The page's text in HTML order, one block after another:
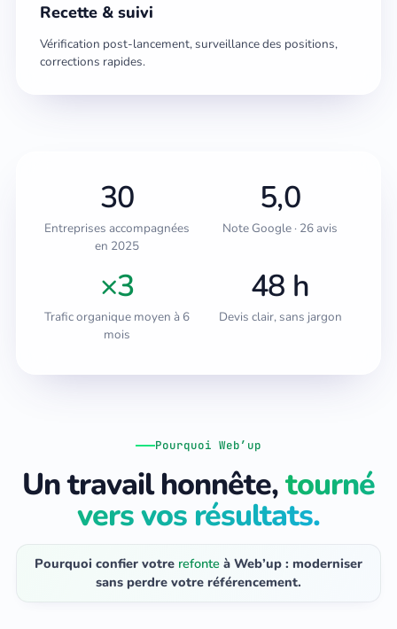
Recette & suivi
Vérification post-lancement, surveillance des positions,
corrections rapides.
30
Entreprises accompagnées
en 2025
5,0
Note Google · 26 avis
×3
Trafic organique moyen à 6
mois
48 h
Devis clair, sans jargon
Pourquoi Web’up
Un travail honnête,tourné
vers vos résultats.
Pourquoi confier votre refonte à Web’up : moderniser
sans perdre votre référencement.